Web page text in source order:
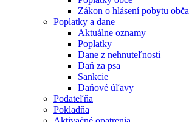
Zákon o hlásení pobytu
Poplatky a dane
Aktuálne oznamy
Poplatky
Dane z nehnuteľnosti
Daň za psa
Sankcie
Daňové úľavy
Podateľňa
Pokladňa